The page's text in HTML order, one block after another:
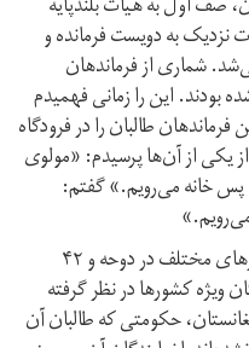
نزدیک به دویست فرمانده و
شماری از فرماندهان
بودند. این را زمانی فهمیدم
طالبان را در فرودگاه
یکی از آن‌ها پرسیدم: «مولوی
خانه می‌رویم.» گفتم:
نزدیک به ۹۰ صندلی برای سفیران کشورهای مختلف در دوحه و ۴۲
ویژه‌ کشورها در نظر گرفته
حکومتی که طالبان آن